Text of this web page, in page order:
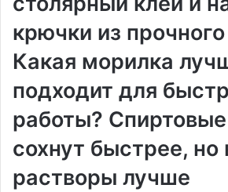
крючки из
Какая морилка
подходит для
работы?
сохнут быстрее, но
растворы лучше